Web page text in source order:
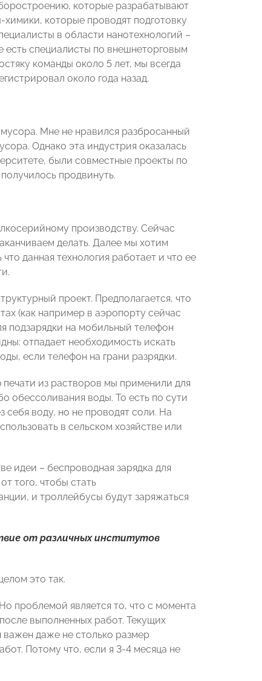
которые разрабатывают
которые проводят подготовку
в области нанотехнологий –
есть специалисты по внешнеторговым
команды около 5 лет, мы всегда
около года назад.
Мне не нравился разбросанный
Однако эта индустрия оказалась
были совместные проекты по
продвинуть.
производству. Сейчас
делать. Далее мы хотим
данная технология работает и что ее
проект. Предполагается, что
(как например в аэропорту сейчас
подзарядки на мобильный телефон
отпадает необходимость искать
если телефон на грани разрядки.
из растворов мы применили для
обессоливания воды. То есть по сути
себя воду, но не проводят соли. На
в сельском хозяйстве или
идеи – беспроводная зарядка для
того, чтобы стать
и троллейбусы будут заряжаться
от различных институтов
это так.
проблемой является то, что с момента
выполненных работ. Текущих
важен даже не столько размер
Потому что, если я 3-4 месяца не